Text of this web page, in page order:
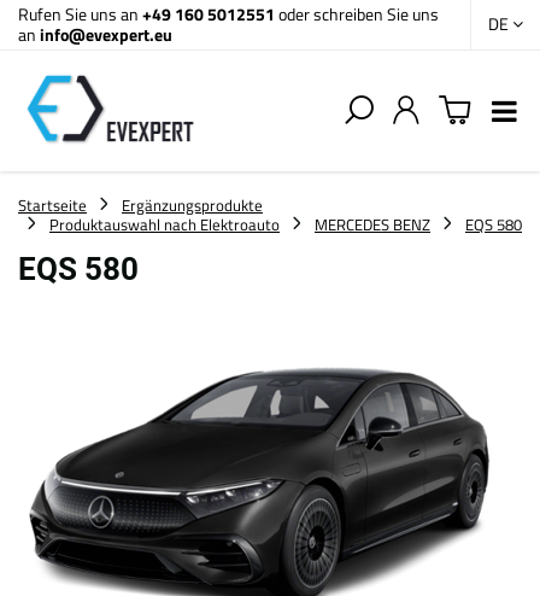
Rufen Sie uns an+49 160 5012551 oder schreiben Sie uns
aninfo@evexpert.eu DE
Startseite
Ergänzungsprodukte
Produktauswahl nach Elektroauto
MERCEDES BENZ EQS 580
EQS 580